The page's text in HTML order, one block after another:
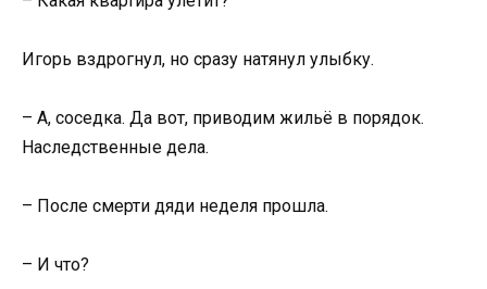
Игорь вздрогнул, но сразу натянул улыбку.
– А, соседка. Да вот, приводим жильё в порядок.
Наследственные дела.
– После смерти дяди неделя прошла.
– И что?